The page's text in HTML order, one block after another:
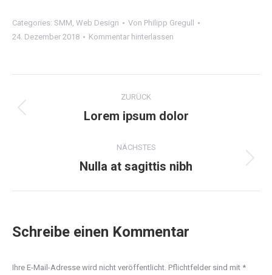
Categories: SMM, Web Design Von Philipp Gregull
24. Dezember 2018
Kommentar hinterlassen
navigation
ZURÜCK
Previous
Lorem ipsum dolor
NÄCHSTES
Next
Nulla at sagittis nibh
Schreibe einen Kommentar
Ihre E-Mail-Adresse wird nicht veröffentlicht. Pflichtfelder sind mit *